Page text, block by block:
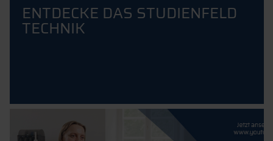
ENTDECKE DAS STUDIENFELD
TECHNIK